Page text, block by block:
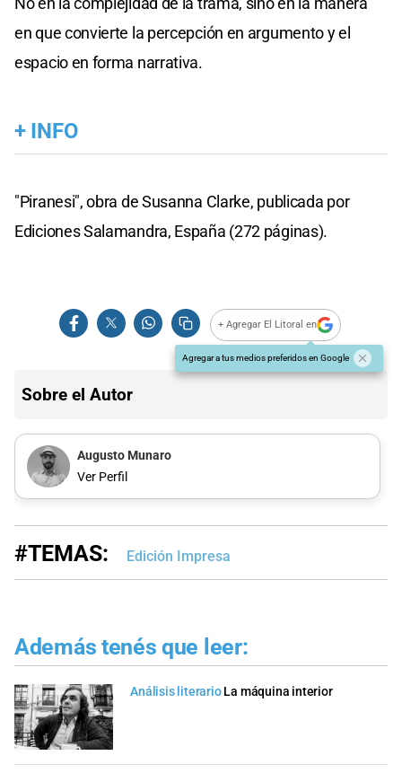
en que convierte la percepción en argumento y el
espacio en forma narrativa.
+ INFO
"Piranesi", obra de Susanna Clarke, publicada por
Ediciones Salamandra, España (272 páginas).
+ Agregar El Litoral en
Agregar a tus medios preferidos en Google
Sobre el Autor
Augusto Munaro
Ver Perfil
#TEMAS: Edición Impresa
Además tenés que leer:
Análisis literario La máquina interior